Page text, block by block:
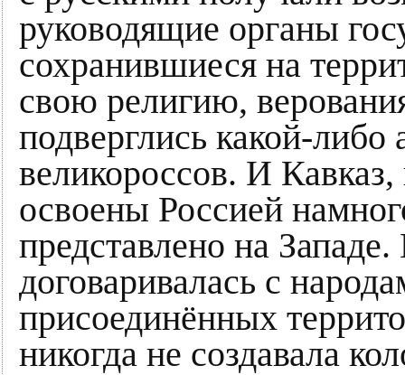
руководящие органы
сохранившиеся на
свою религию,
подверглись какой-
великороссов. И
освоены Россией
представлено на
договаривалась с
присоединённых
никогда не создавала